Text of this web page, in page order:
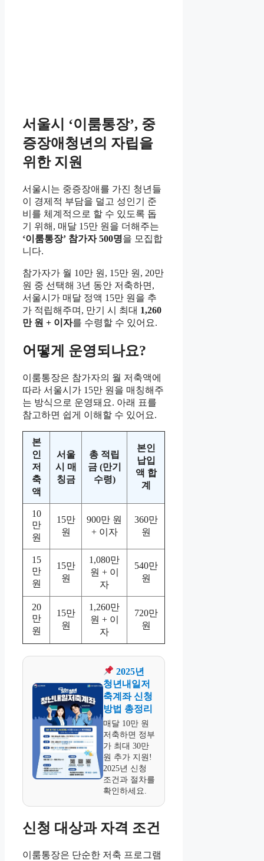
서울시 ‘이룸통장’, 중
증장애청년의 자립을
위한 지원
서울시는 중증장애를 가진 청년들
이 경제적 부담을 덜고 성인기 준
비를 체계적으로 할 수 있도록 돕
기 위해, 매달 15만 원을 더해주는
‘이룸통장’ 참가자 500명을 모집합
니다.
참가자가 월 10만 원, 15만 원, 20만
원 중 선택해 3년 동안 저축하면,
서울시가 매달 정액 15만 원을 추
가 적립해주며, 만기 시 최대 1,260
만 원 + 이자를 수령할 수 있어요.
어떻게 운영되나요?
이룸통장은 참가자의 월 저축액에
따라 서울시가 15만 원을 매칭해주
는 방식으로 운영돼요. 아래 표를
참고하면 쉽게 이해할 수 있어요.
본
인
저
축
액
서울
시 매
칭금
총 적립
금 (만기
수령)
본인
납입
액 합
계
10
만
원
15만
원
900만 원
+ 이자
360만
원
15
만
원
15만
원
1,080만
원 + 이
자
540만
원
20
만
원
15만
원
1,260만
원 + 이
자
720만
원
2025년
청년내일저
축계좌 신청
방법 총정리
매달 10만 원
저축하면 정부
가 최대 30만
원 추가 지원!
2025년 신청
조건과 절차를
확인하세요.
신청 대상과 자격 조건
이룸통장은 단순한 저축 프로그램